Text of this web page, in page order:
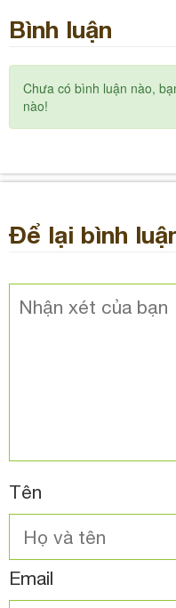
Bình luận
Chưa có bình luận nào,
nào!
Để lại bình
Tên
Email